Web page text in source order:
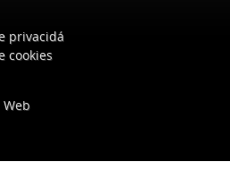
privacidá
cookies